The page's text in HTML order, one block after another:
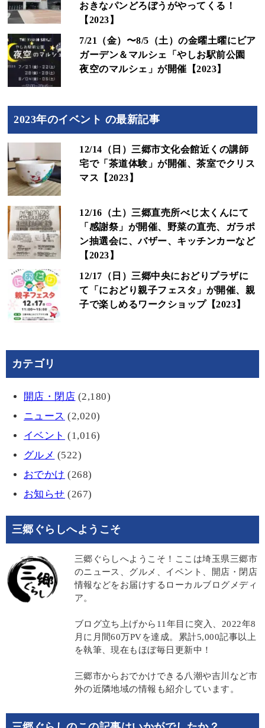
おきなパンどろぼうがやってくる！
【2023】
7/21（金）〜8/5（土）の金曜土曜にビア
ガーデン＆マルシェ「やしお駅前公園
夜空のマルシェ」が開催【2023】
2023年のイベント の最新記事
12/14（日）三郷市文化会館近くの講師
宅で「茶道体験」が開催、茶室でクリス
マス【2023】
12/16（土）三郷直売所べじ太くんにて
「感謝祭」が開催、野菜の直売、ガラポ
ン抽選会に、バザー、キッチンカーなど
【2023】
12/17（日）三郷中央におどりプラザに
て「におどり親子フェスタ」が開催、親
子で楽しめるワークショップ【2023】
カテゴリ
開店・閉店 (2,180)
ニュース (2,020)
イベント (1,016)
グルメ (522)
おでかけ (268)
お知らせ (267)
三郷ぐらしへようこそ
三郷ぐらしへようこそ！ここは埼玉県三郷市
のニュース、グルメ、イベント、開店・閉店
情報などをお届けするローカルブログメディ
ア。
ブログ立ち上げから11年目に突入、2022年8
月に月間60万PVを達成。累計5,000記事以上
を執筆、現在もほぼ毎日更新中！
三郷市からおでかけできる八潮や吉川など市
外の近隣地域の情報も紹介しています。